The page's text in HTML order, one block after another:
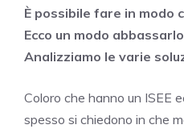
È possibile fare in modo
Ecco un modo
Analizziamo le varie
Coloro che hanno un ISEE
spesso si chiedono in che